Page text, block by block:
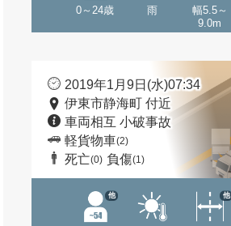
0～24歳 雨
幅5.5～
9.0m
2019年1月9日(水)07:34
伊東市静海町 付近
車両相互 小破事故
軽貨物車(2)
死亡(0) 負傷(1)
他 他